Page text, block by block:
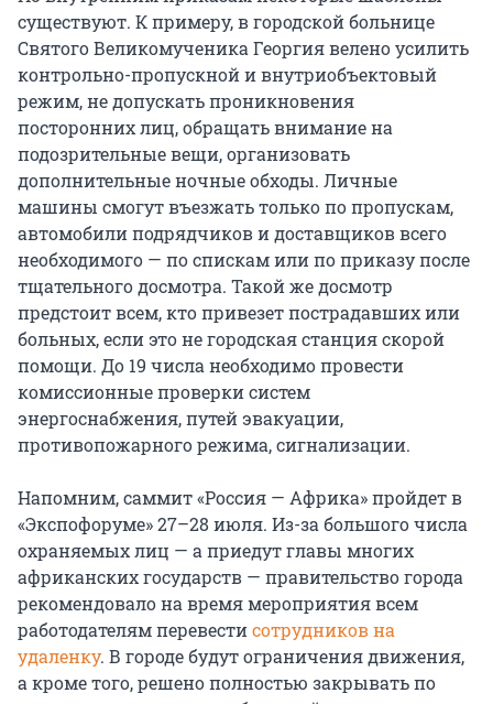
существуют. К примеру, в городской больнице
Святого Великомученика Георгия велено усилить
контрольно-пропускной и внутриобъектовый
режим, не допускать проникновения
посторонних лиц, обращать внимание на
подозрительные вещи, организовать
дополнительные ночные обходы. Личные
машины смогут въезжать только по пропускам,
автомобили подрядчиков и доставщиков всего
необходимого — по спискам или по приказу после
тщательного досмотра. Такой же досмотр
предстоит всем, кто привезет пострадавших или
больных, если это не городская станция скорой
помощи. До 19 числа необходимо провести
комиссионные проверки систем
энергоснабжения, путей эвакуации,
противопожарного режима, сигнализации.
Напомним, саммит «Россия — Африка» пройдет в
«Экспофоруме» 27–28 июля. Из-за большого числа
охраняемых лиц — а приедут главы многих
африканских государств — правительство города
рекомендовало на время мероприятия всем
работодателям перевестисотрудников на
удаленку. В городе будут ограничения движения,
а кроме того, решено полностью закрывать по